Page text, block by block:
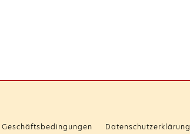
Geschäftsbedingungen Datenschutzerklärung